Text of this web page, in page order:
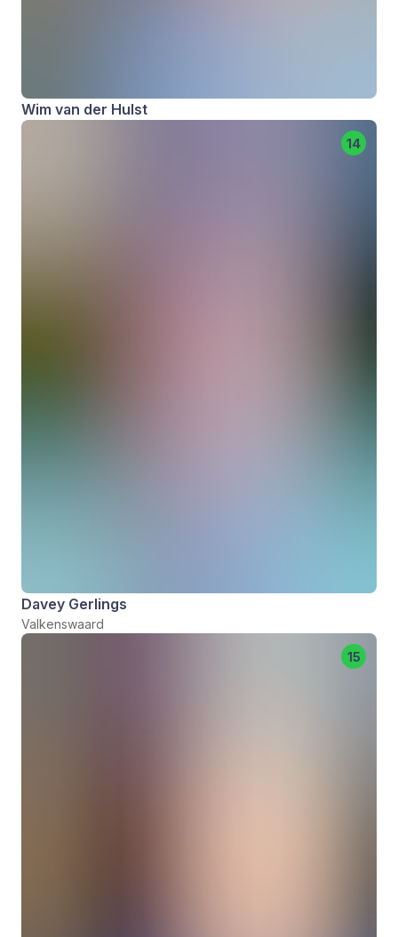
Wim van der Hulst
14
Davey Gerlings
Valkenswaard
15